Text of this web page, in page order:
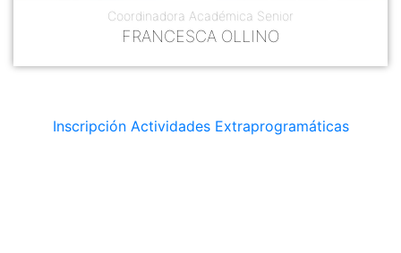
Coordinadora Académica Senior
FRANCESCA OLLINO
Inscripción Actividades Extraprogramáticas